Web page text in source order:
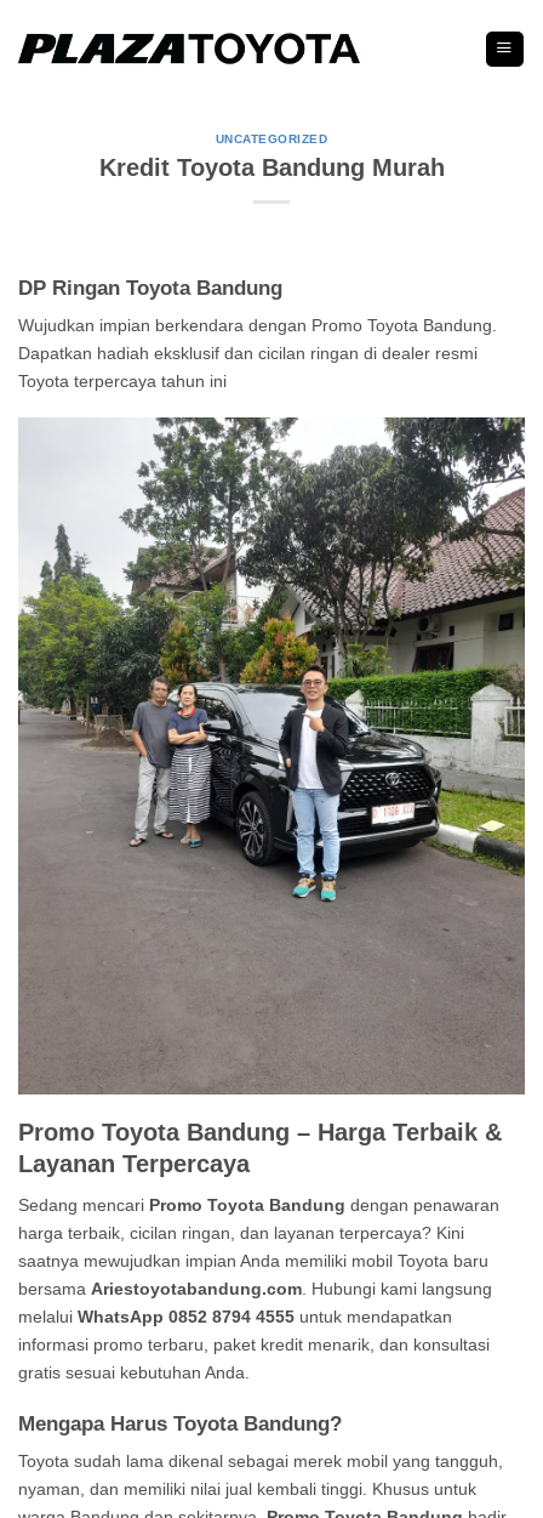
content
UNCATEGORIZED
Kredit Toyota Bandung Murah
DP Ringan Toyota Bandung
Wujudkan impian berkendara dengan Promo Toyota Bandung.
Dapatkan hadiah eksklusif dan cicilan ringan di dealer resmi
Toyota terpercaya tahun ini
Promo Toyota Bandung – Harga Terbaik &
Layanan Terpercaya
Sedang mencari Promo Toyota Bandung dengan penawaran
harga terbaik, cicilan ringan, dan layanan terpercaya? Kini
saatnya mewujudkan impian Anda memiliki mobil Toyota baru
bersama Ariestoyotabandung.com. Hubungi kami langsung
melalui WhatsApp 0852 8794 4555 untuk mendapatkan
informasi promo terbaru, paket kredit menarik, dan konsultasi
gratis sesuai kebutuhan Anda.
Mengapa Harus Toyota Bandung?
Toyota sudah lama dikenal sebagai merek mobil yang tangguh,
nyaman, dan memiliki nilai jual kembali tinggi. Khusus untuk